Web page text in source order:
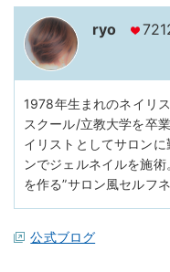
ryo
1978年生まれのネイリ
スクール/立教大学を卒
イリストとしてサロン
ンでジェルネイルを施
を作る”サロン風セルフ
公式ブログ